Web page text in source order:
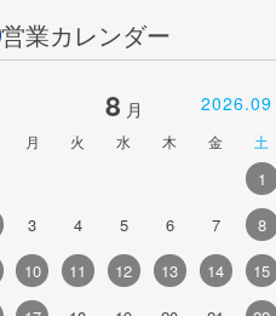
営業カレンダー
8 月 2026.09
月 火 水 木 金 土
1
3 4 5 6 7
8
10 11 12 13 14
15